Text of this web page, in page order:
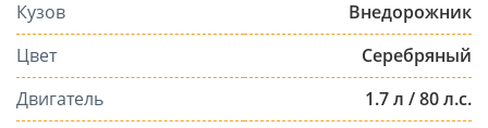
Кузов
Внедорожник
Цвет
Серебряный
Двигатель
1.7 л / 80 л.с.